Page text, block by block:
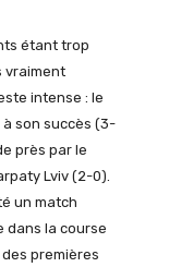
étant trop
vraiment
intense : le
son succès (3-
près par le
Lviv (2-0).
un match
dans la course
premières